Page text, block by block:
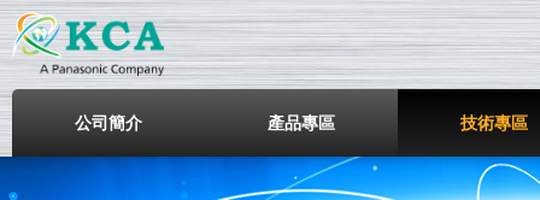
鎧鋒企業股份有限公司
公司簡介 產品專區 技術專區